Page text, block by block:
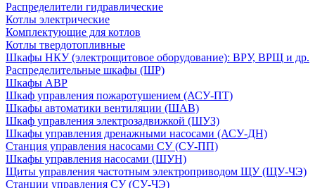
Распределители гидравлические
Котлы электрические
Комплектующие для котлов
Котлы твердотопливные
Шкафы НКУ (электрощитовое оборудование): ВРУ, ВРЩ и др.
Распределительные шкафы (ШР)
Шкафы АВР
Шкаф управления пожаротушением (АСУ-ПТ)
Шкафы автоматики вентиляции (ШАВ)
Шкаф управления электрозадвижкой (ШУЗ)
Шкафы управления дренажными насосами (АСУ-ДН)
Станция управления насосами СУ (СУ-ПП)
Шкафы управления насосами (ШУН)
Щиты управления частотным электроприводом ЩУ (ЩУ-ЧЭ)
Станции управления СУ (СУ-ЧЭ)